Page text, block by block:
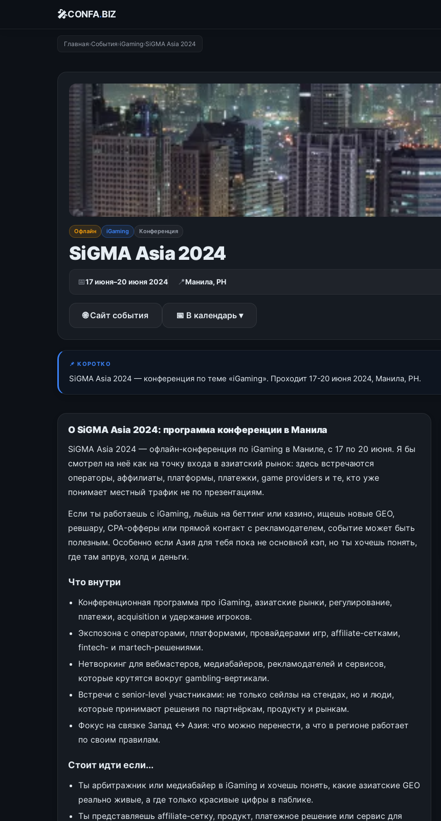
🎤CONFA.BIZ
Главная›События›iGaming›SiGMA Asia 2024
Офлайн iGaming Конференция
SiGMA Asia 2024
📅17 июня–20 июня 2024 📍Манила, PH
🌐 Сайт события 📅 В календарь ▾
📌 КОРОТКО
SiGMA Asia 2024 — конференция по теме «iGaming». Проходит 17-20 июня 2024, Манила, PH.
О SiGMA Asia 2024: программа конференции в Манила
SiGMA Asia 2024 — офлайн-конференция по iGaming в Маниле, с 17 по 20 июня. Я бы
смотрел на неё как на точку входа в азиатский рынок: здесь встречаются
операторы, аффилиаты, платформы, платежки, game providers и те, кто уже
понимает местный трафик не по презентациям.
Если ты работаешь с iGaming, льёшь на беттинг или казино, ищешь новые GEO,
ревшару, CPA-офферы или прямой контакт с рекламодателем, событие может быть
полезным. Особенно если Азия для тебя пока не основной кэп, но ты хочешь понять,
где там апрув, холд и деньги.
Что внутри
Конференционная программа про iGaming, азиатские рынки, регулирование,
платежи, acquisition и удержание игроков.
Экспозона с операторами, платформами, провайдерами игр, affiliate-сетками,
fintech- и martech-решениями.
Нетворкинг для вебмастеров, медиабайеров, рекламодателей и сервисов,
которые крутятся вокруг gambling-вертикали.
Встречи с senior-level участниками: не только сейлзы на стендах, но и люди,
которые принимают решения по партнёркам, продукту и рынкам.
Фокус на связке Запад ↔ Азия: что можно перенести, а что в регионе работает
по своим правилам.
Стоит идти если...
Ты арбитражник или медиабайер в iGaming и хочешь понять, какие азиатские GEO
реально живые, а где только красивые цифры в паблике.
Ты представляешь affiliate-сетку, продукт, платежное решение или сервис для